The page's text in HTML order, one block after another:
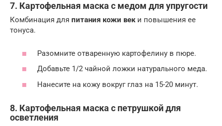
7. Картофельная маска с медом для упругости
Комбинация для питания кожи веки повышения ее
тонуса.
Разомните отваренную картофелину в пюре.
Добавьте 1/2 чайной ложки натурального меда.
Нанесите на кожу вокруг глаз на 15-20 минут.
8. Картофельная маска с петрушкой для
осветления